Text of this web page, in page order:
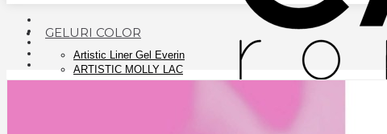
GELURI COLOR
Artistic Liner Gel Everin
ARTISTIC MOLLY LAC
CANNI NEW COLORS